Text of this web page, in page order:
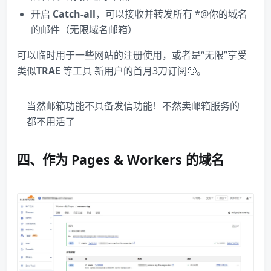
开启 Catch-all，可以接收并转发所有 *@你的域名​
的邮件（无限域名邮箱）
可以临时用于一些网站的注册使用，或者是“无限”享受
类似TRAE 等工具 新用户的首月3刀订阅🙂。
当然邮箱功能不具备发信功能！不然卖邮箱服务的
都不用活了
四、作为 Pages & Workers 的域名